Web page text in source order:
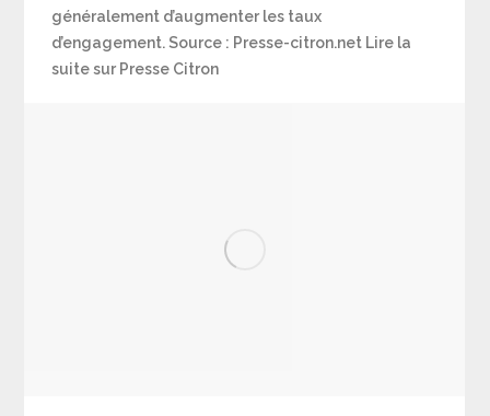
généralement d’augmenter les taux
d’engagement. Source : Presse-citron.net Lire la
suite sur Presse Citron